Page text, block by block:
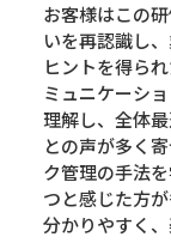
お客様はこの
いを再認識し
ヒントを得ら
ミュニケーシ
理解し、全体
との声が多く
ク管理の手法
つと感じた方
分かりやすく